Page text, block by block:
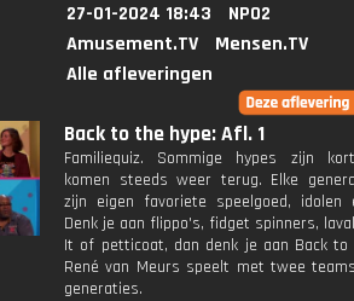
27-01-2024 18:43
NPO2
Amusement.TV
Mensen.TV
Alle afleveringen
Back to the hype: Afl. 1
Familiequiz. Sommige hypes zijn
komen steeds weer terug. Elke
zijn eigen favoriete speelgoed, idolen
Denk je aan flippo's, fidget spinners,
It of petticoat, dan denk je aan Back to
René van Meurs speelt met twee
generaties.